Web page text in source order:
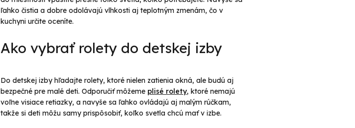
ľahko čistia a dobre odolávajú vlhkosti aj teplotným zmenám, čo v
kuchyni určite oceníte.
Ako vybrať rolety do detskej izby
Do detskej izby hľadajte rolety, ktoré nielen zatienia okná, ale budú aj
bezpečné pre malé deti. Odporučiť môžeme plisé rolety, ktoré nemajú
voľne visiace retiazky, a navyše sa ľahko ovládajú aj malým rúčkam,
takže si deti môžu samy prispôsobiť, koľko svetla chcú mať v izbe.